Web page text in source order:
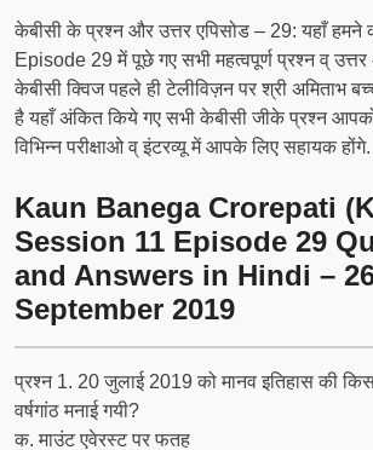
केबीसी के प्रश्न और उत्तर एपिसोड – 29: यहाँ हमने
Episode 29 में पूछे गए सभी महत्वपूर्ण प्रश्न व्
केबीसी क्विज पहले ही टेलीविज़न पर श्री अमिताभ
है यहाँ अंकित किये गए सभी केबीसी जीके प्रश्न
विभिन्न परीक्षाओ व् इंटरव्यू में आपके लिए सहायक होंगे.
Kaun Banega Crorepati
Session 11 Episode 29
and Answers in Hindi –
September 2019
प्रश्‍न 1. 20 जुलाई 2019 को मानव इतिहास की
वर्षगांठ मनाई गयी?
क. माउंट एवेरस्ट पर फतह